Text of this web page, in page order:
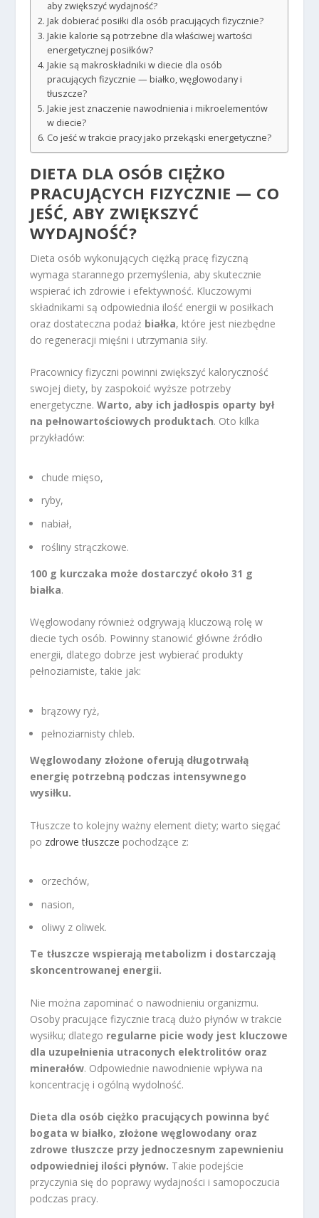
aby zwiększyć wydajność?
Jak dobierać posiłki dla osób pracujących fizycznie?
Jakie kalorie są potrzebne dla właściwej wartości
energetycznej posiłków?
Jakie są makroskładniki w diecie dla osób
pracujących fizycznie — białko, węglowodany i
tłuszcze?
Jakie jest znaczenie nawodnienia i mikroelementów
w diecie?
Co jeść w trakcie pracy jako przekąski energetyczne?
DIETA DLA OSÓB CIĘŻKO
PRACUJĄCYCH FIZYCZNIE — CO
JEŚĆ, ABY ZWIĘKSZYĆ
WYDAJNOŚĆ?
Dieta osób wykonujących ciężką pracę fizyczną
wymaga starannego przemyślenia, aby skutecznie
wspierać ich zdrowie i efektywność. Kluczowymi
składnikami są odpowiednia ilość energii w posiłkach
oraz dostateczna podaż białka, które jest niezbędne
do regeneracji mięśni i utrzymania siły.
Pracownicy fizyczni powinni zwiększyć kaloryczność
swojej diety, by zaspokoić wyższe potrzeby
energetyczne.Warto, aby ich jadłospis oparty był
na pełnowartościowych produktach. Oto kilka
przykładów:
chude mięso,
ryby,
nabiał,
rośliny strączkowe.
100 g kurczaka może dostarczyć około 31 g
białka.
Węglowodany również odgrywają kluczową rolę w
diecie tych osób. Powinny stanowić główne źródło
energii, dlatego dobrze jest wybierać produkty
pełnoziarniste, takie jak:
brązowy ryż,
pełnoziarnisty chleb.
Węglowodany złożone oferują długotrwałą
energię potrzebną podczas intensywnego
wysiłku.
Tłuszcze to kolejny ważny element diety; warto sięgać
po zdrowe tłuszcze pochodzące z:
orzechów,
nasion,
oliwy z oliwek.
Te tłuszcze wspierają metabolizm i dostarczają
skoncentrowanej energii.
Nie można zapominać o nawodnieniu organizmu.
Osoby pracujące fizycznie tracą dużo płynów w trakcie
wysiłku; dlatego regularne picie wody jest kluczowe
dla uzupełnienia utraconych elektrolitów oraz
minerałów. Odpowiednie nawodnienie wpływa na
koncentrację i ogólną wydolność.
Dieta dla osób ciężko pracujących powinna być
bogata w białko, złożone węglowodany oraz
zdrowe tłuszcze przy jednoczesnym zapewnieniu
odpowiedniej ilości płynów. Takie podejście
przyczynia się do poprawy wydajności i samopoczucia
podczas pracy.